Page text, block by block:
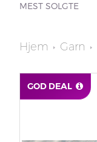
MEST SOLGTE
Hjem Garn
GOD DEAL